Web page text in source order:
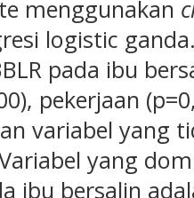
menggunakan
logistic
pada ibu
pekerjaan
variabel yang
yang
ibu bersalin